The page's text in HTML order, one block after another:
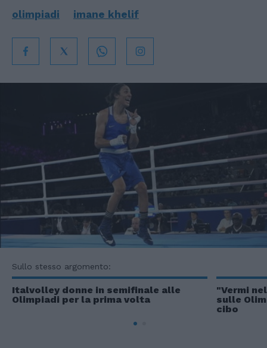
olimpiadi imane khelif
Sullo stesso argomento:
Italvolley donne in semifinale alle
Olimpiadi per la prima volta
"Vermi
sulle
cibo